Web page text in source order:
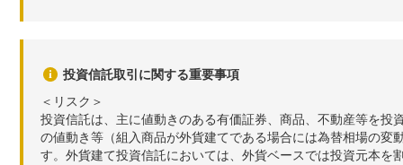
投資信託取引に関する重要事項
＜リスク＞
投資信託は、主に値動きのある有価証券、商品、不動産等を
の値動き等（組入商品が外貨建てである場合には為替相場の
す。外貨建て投資信託においては、外貨ベースでは投資元本